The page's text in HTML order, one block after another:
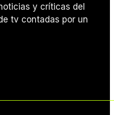
y críticas del
tv contadas por un